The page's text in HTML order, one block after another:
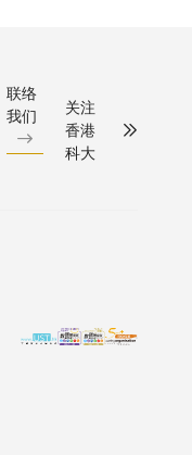
联络
我们
关注
香港
科大